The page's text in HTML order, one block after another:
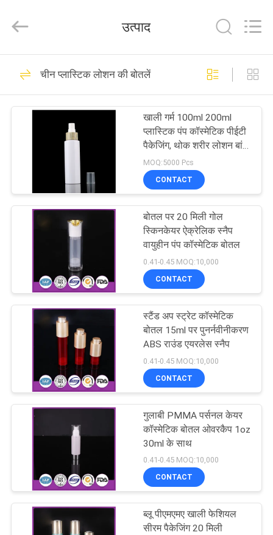
उत्पादों
कारखाना
गुणवत्ता
नियंत्रण
एक
करे
Haojin
Plastic
All
Reserved.
वायुहीन प्रसाधन सामग्री
की बोतलें
344
प्रसाधन सामग्री क्रीम
159
प्लास्टिक लोशन की बोतलें
151
प्लास्टिक प्रसाधन
सामग्री ट्यूब
उत्पाद
चीन प्लास्टिक लोशन की बोतलें
खाली गर्म 100ml 200ml
प्लास्टिक पंप कॉस्मेटिक पीईटी
पैकेजिंग, थोक शरीर लोशन बांस
पंप के साथ पीईटी बोतल
MOQ:5000 Pcs
CONTACT
बोतल पर 20 मिली गोल
स्किनकेयर ऐक्रेलिक स्नैप
वायुहीन पंप कॉस्मेटिक बोतल
0.41-0.45 MOQ:10,000
CONTACT
स्टैंड अप स्ट्रेट कॉस्मेटिक
बोतल 15ml पर पुनर्नवीनीकरण
ABS राउंड एयरलेस स्नैप
0.41-0.45 MOQ:10,000
CONTACT
गुलाबी PMMA पर्सनल केयर
कॉस्मेटिक बोतल ओवरकैप 1oz
30ml के साथ
0.41-0.45 MOQ:10,000
CONTACT
ब्लू पीएमएमए खाली फेशियल
सीरम पैकेजिंग 20 मिली